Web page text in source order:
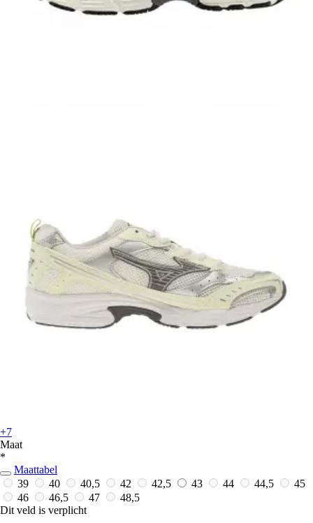
+7
Maat
*
Maattabel
39
40 40,5 42 42,5 43 44 44,5
45
46
46,5 47
48,5
Dit veld is verplicht